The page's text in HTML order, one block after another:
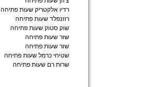
רדיו אלקטריק שעות פתיחה
רוזנפלד שעות פתיחה
שוק סטוק שעות פתיחה
שזר שעות פתיחה
שזר שעות פתיחה
שטיחי כרמל שעות פתיחה
שרות רם שעות פתיחה